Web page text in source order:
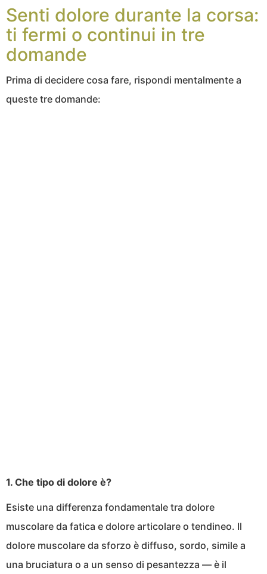
Senti dolore durante la corsa:
ti fermi o continui in tre
domande
Prima di decidere cosa fare, rispondi mentalmente a
queste tre domande:
1. Che tipo di dolore è?
Esiste una differenza fondamentale tra dolore
muscolare da fatica e dolore articolare o tendineo. Il
dolore muscolare da sforzo è diffuso, sordo, simile a
una bruciatura o a un senso di pesantezza — è il